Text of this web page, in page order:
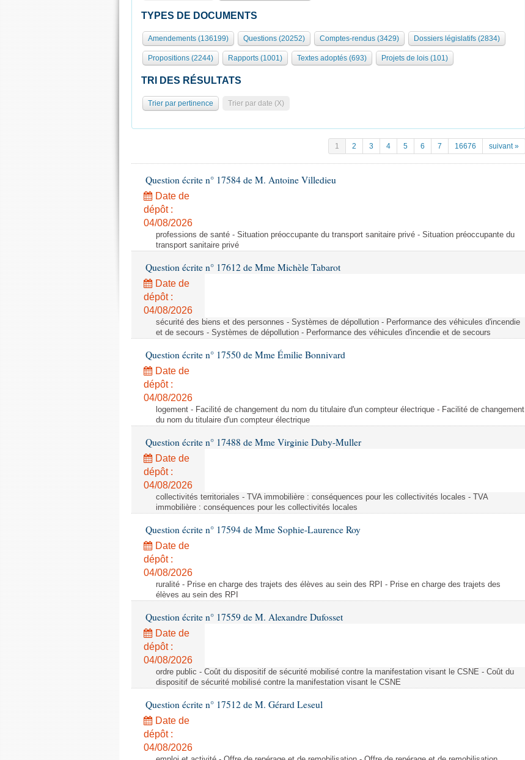
TYPES DE DOCUMENTS
Amendements (136199) Questions (20252) Comptes-rendus (3429) Dossiers législatifs (2834)
Propositions (2244) Rapports (1001) Textes adoptés (693) Projets de lois (101)
TRI DES RÉSULTATS
Trier par pertinence Trier par date (X)
1 2 3 4 5 6 7 16676 suivant »
Question écrite n° 17584 de M. Antoine Villedieu
Date de
dépôt :
04/08/2026
professions de santé - Situation préoccupante du transport sanitaire privé - Situation préoccupante du
transport sanitaire privé
Question écrite n° 17612 de Mme Michèle Tabarot
Date de
dépôt :
04/08/2026
sécurité des biens et des personnes - Systèmes de dépollution - Performance des véhicules d'incendie
et de secours - Systèmes de dépollution - Performance des véhicules d'incendie et de secours
Question écrite n° 17550 de Mme Émilie Bonnivard
Date de
dépôt :
04/08/2026
logement - Facilité de changement du nom du titulaire d'un compteur électrique - Facilité de changement
du nom du titulaire d'un compteur électrique
Question écrite n° 17488 de Mme Virginie Duby-Muller
Date de
dépôt :
04/08/2026
collectivités territoriales - TVA immobilière : conséquences pour les collectivités locales - TVA
immobilière : conséquences pour les collectivités locales
Question écrite n° 17594 de Mme Sophie-Laurence Roy
Date de
dépôt :
04/08/2026
ruralité - Prise en charge des trajets des élèves au sein des RPI - Prise en charge des trajets des
élèves au sein des RPI
Question écrite n° 17559 de M. Alexandre Dufosset
Date de
dépôt :
04/08/2026
ordre public - Coût du dispositif de sécurité mobilisé contre la manifestation visant le CSNE - Coût du
dispositif de sécurité mobilisé contre la manifestation visant le CSNE
Question écrite n° 17512 de M. Gérard Leseul
Date de
dépôt :
04/08/2026